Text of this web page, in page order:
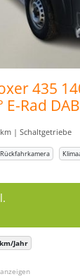
435
E-Rad DAB
| Schaltgetriebe
Rückfahrkamera
Jahr
ausblenden